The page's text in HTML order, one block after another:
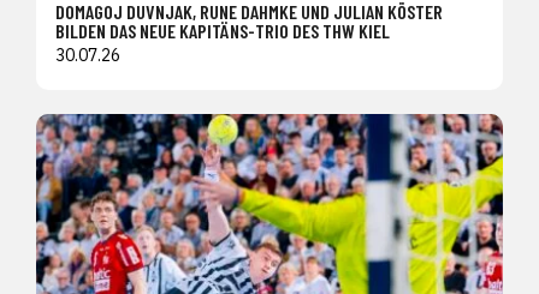
DOMAGOJ DUVNJAK, RUNE DAHMKE UND JULIAN KÖSTER
BILDEN DAS NEUE KAPITÄNS-TRIO DES THW KIEL
30.07.26